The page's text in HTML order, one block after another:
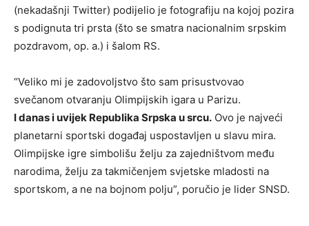
(nekadašnji Twitter) podijelio je fotografiju na kojoj pozira
s podignuta tri prsta (što se smatra nacionalnim srpskim
pozdravom, op. a.) i šalom RS.
“Veliko mi je zadovoljstvo što sam prisustvovao
svečanom otvaranju Olimpijskih igara u Parizu.
I danas i uvijek Republika Srpska u srcu. Ovo je najveći
planetarni sportski događaj uspostavljen u slavu mira.
Olimpijske igre simbolišu želju za zajedništvom među
narodima, želju za takmičenjem svjetske mladosti na
sportskom, a ne na bojnom polju”, poručio je lider SNSD.